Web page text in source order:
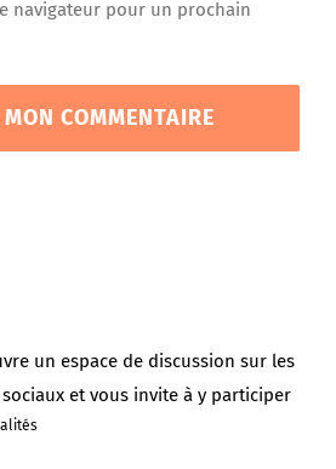
sociaux et vous invite à y participer